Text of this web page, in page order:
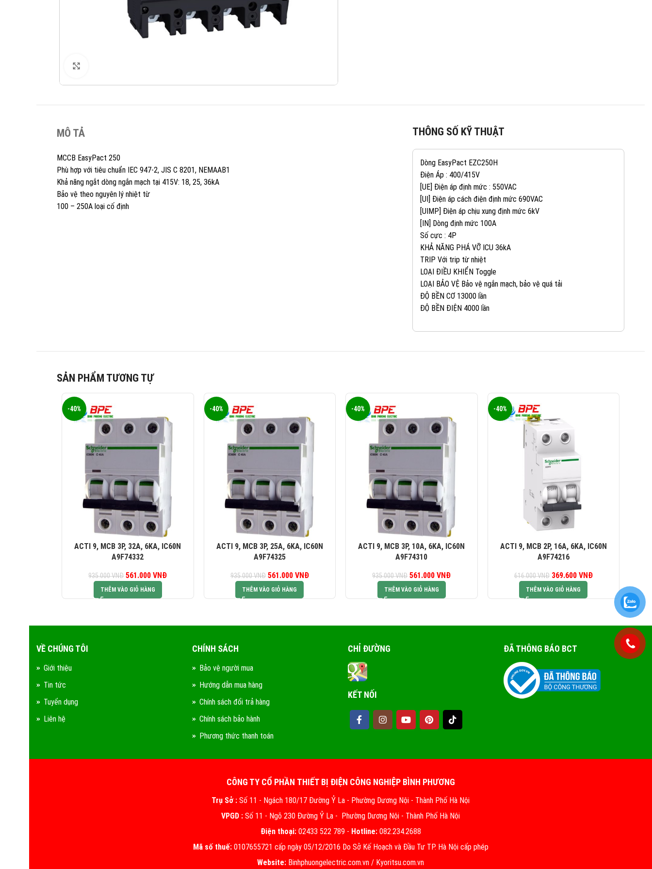
MÔ TẢ
MCCB EasyPact 250
Phù hợp với tiêu chuẩn IEC 947-2, JIS C 8201, NEMAAB1
Khả năng ngắt dòng ngắn mạch tại 415V: 18, 25, 36kA
Bảo vệ theo nguyên lý nhiệt từ
100 – 250A loại cố định
THÔNG SỐ KỸ THUẬT
Dòng EasyPact EZC250H
Điện Áp : 400/415V
[UE] Điện áp định mức : 550VAC
[UI] Điện áp cách điện định mức 690VAC
[UIMP] Điện áp chịu xung định mức 6kV
[IN] Dòng định mức 100A
Số cực : 4P
KHẢ NĂNG PHÁ VỠ ICU 36kA
TRIP Với trip từ nhiệt
LOẠI ĐIỀU KHIỂN Toggle
LOẠI BẢO VỆ Bảo vệ ngắn mạch, bảo vệ quá tải
ĐỘ BỀN CƠ 13000 lần
ĐỘ BỀN ĐIỆN 4000 lần
SẢN PHẨM TƯƠNG TỰ
-40%
ACTI 9, MCB 3P, 32A, 6KA, IC60N
A9F74332
935.000VNĐ
Giá gốc là:
935.000 VNĐ.
561.000VNĐ
THÊM VÀO GIỎ HÀNG
-40%
ACTI 9, MCB 3P, 25A, 6KA, IC60N
A9F74325
935.000VNĐ
Giá gốc là:
935.000 VNĐ.
561.000 VNĐ
THÊM VÀO GIỎ HÀNG
-40%
ACTI 9, MCB 3P, 10A, 6KA, IC60N
A9F74310
935.000VNĐ
Giá gốc là:
935.000 VNĐ.
561.000VNĐ
THÊM VÀO GIỎ HÀNG
-40%
ACTI 9, MCB 2P, 16A, 6KA, IC60N
A9F74216
616.000VNĐ
Giá gốc là:
616.000 VNĐ.
369.600 VNĐ
369.600 VNĐ.
THÊM VÀO GIỎ HÀNG
VỀ CHÚNG TÔI
Giới thiệu
Tin tức
Tuyển dụng
Liên hệ
CHÍNH SÁCH
Bảo vệ người mua
Hướng dẫn mua hàng
Chính sách đổi trả hàng
Chính sách bảo hành
Phương thức thanh toán
CHỈ ĐƯỜNG
KẾT NỐI
ĐÃ THÔNG BÁO BCT
CÔNG TY CỔ PHẦN THIẾT BỊ ĐIỆN CÔNG NGHIỆP BÌNH PHƯƠNG
Trụ Sở : Số 11 - Ngách 180/17 Đường Ỷ La - Phường Dương Nội - Thành Phố Hà Nội
VPGD : Số 11 - Ngõ 230 Đường Ỷ La - Phường Dương Nội - Thành Phố Hà Nội
Điện thoại:02433 522 789 - Hotline:082.234.2688
Mã số thuế:0107655721 cấp ngày 05/12/2016 Do Sở Kế Hoạch và Đầu Tư TP. Hà Nội cấp phép
Website: Binhphuongelectric.com.vn / Kyoritsu.com.vn
KINH DOANH 1: